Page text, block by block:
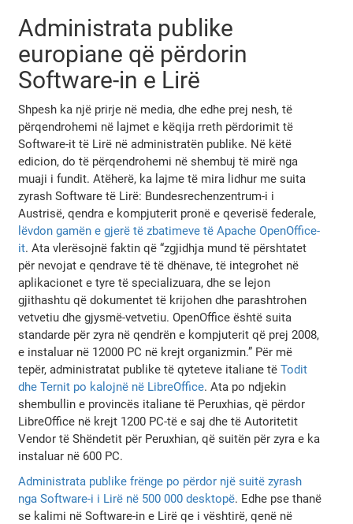
Administrata publike
europiane që përdorin
Software-in e Lirë
Shpesh ka një prirje në media, dhe edhe prej nesh, të
përqendrohemi në lajmet e këqija rreth përdorimit të
Software-it të Lirë në administratën publike. Në këtë
edicion, do të përqendrohemi në shembuj të mirë nga
muaji i fundit. Atëherë, ka lajme të mira lidhur me suita
zyrash Software të Lirë: Bundesrechenzentrum-i i
Austrisë, qendra e kompjuterit pronë e qeverisë federale,
lëvdon gamën e gjerë të zbatimeve të Apache OpenOffice-
it. Ata vlerësojnë faktin që “zgjidhja mund të përshtatet
për nevojat e qendrave të të dhënave, të integrohet në
aplikacionet e tyre të specializuara, dhe se lejon
gjithashtu që dokumentet të krijohen dhe parashtrohen
vetvetiu dhe gjysmë-vetvetiu. OpenOffice është suita
standarde për zyra në qendrën e kompjuterit që prej 2008,
e instaluar në 12000 PC në krejt organizmin.” Për më
tepër, administratat publike të qyteteve italiane tëTodit
dhe Ternit po kalojnë në LibreOffice. Ata po ndjekin
shembullin e provincës italiane të Peruxhias, që përdor
LibreOffice në krejt 1200 PC-të e saj dhe të Autoritetit
Vendor të Shëndetit për Peruxhian, që suitën për zyra e ka
instaluar në 600 PC.
Administrata publike frënge po përdor një suitë zyrash
nga Software-i i Lirë në 500 000 desktopë. Edhe pse thanë
se kalimi në Software-in e Lirë qe i vështirë, qenë në